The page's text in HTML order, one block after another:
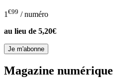
1 €99 / numéro
au lieu de 5,20€
Magazine numérique